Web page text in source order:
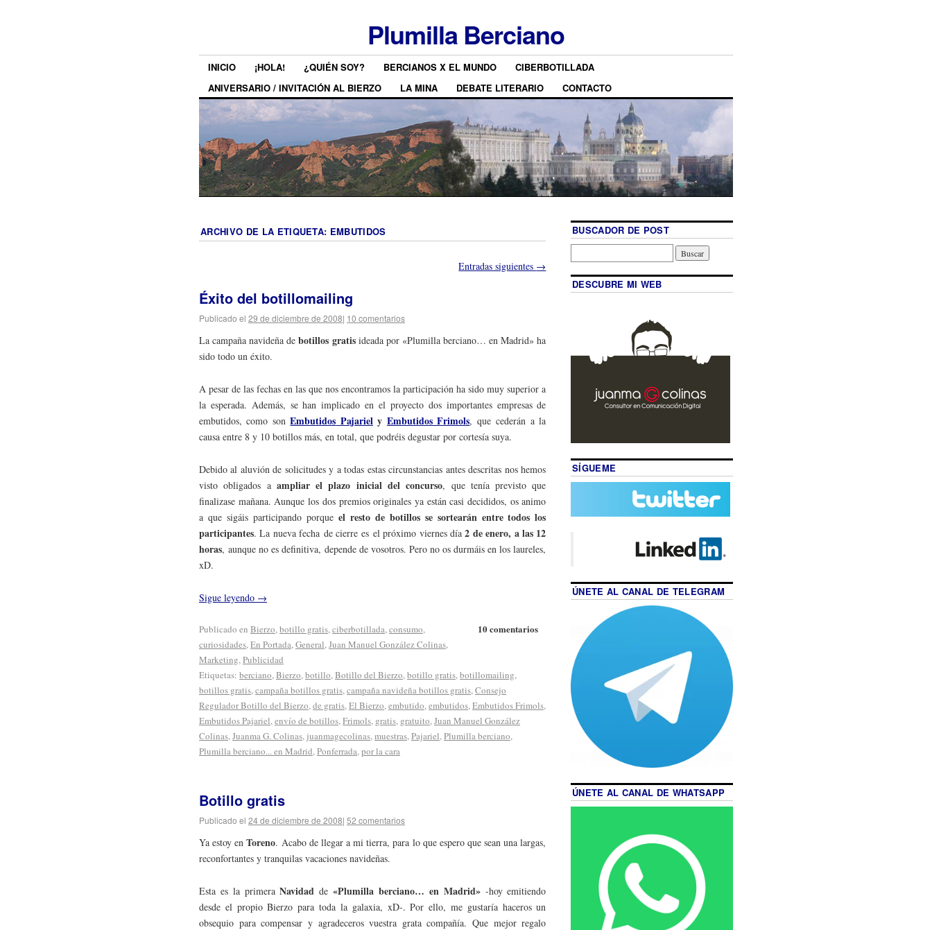
Plumilla Berciano
INICIO ¡HOLA! ¿QUIÉN SOY? BERCIANOS X EL MUNDO
CIBERBOTILLADA
ANIVERSARIO / INVITACIÓN AL BIERZO
LA MINA DEBATE LITERARIO CONTACTO
ARCHIVO DE LA ETIQUETA: EMBUTIDOS
Entradas siguientes →
Éxito del botillomailing
Publicado el 29 de diciembre de 2008| 10 comentarios
La campaña navideña debotillos gratisideada por «Plumilla berciano… en Madrid» ha
sido todo un éxito.
A pesar de las fechas en las que nos encontramos la participación ha sido muy superior a
la esperada. Además, se han implicado en el proyecto dos importantes empresas de
embutidos, como sonEmbutidos Pajariely Embutidos Frimols, que cederán a la
causa entre 8 y 10 botillos más, en total, que podréis degustar por cortesía suya.
Debido al aluvión de solicitudes y a todas estas circunstancias antes descritas nos hemos
visto obligados a ampliar el plazo inicial del concurso, que tenía previsto que
finalizase mañana. Aunque los dos premios originales ya están casi decididos, os animo
a que sigáis participando porque el resto de botillos se sortearán entre todos los
participantes. La nueva fecha de cierre es el próximo viernes día2 de enero, a las 12
horas, aunque no es definitiva, depende de vosotros. Pero no os durmáis en los laureles,
xD.
Sigue leyendo →
10 comentarios
Publicado en Bierzo,botillo gratis,ciberbotillada,consumo,
curiosidades,En Portada,General,Juan Manuel González Colinas,
Marketing,Publicidad
Etiquetas: berciano,Bierzo,botillo,Botillo del Bierzo,botillo gratis,botillomailing,
botillos gratis,campaña botillos gratis,campaña navideña botillos gratis,Consejo
Regulador Botillo del Bierzo,de gratis,El Bierzo,embutido,embutidos,Embutidos Frimols,
Embutidos Pajariel,envío de botillos,Frimols, gratis, gratuito,Juan Manuel González
Colinas,Juanma G. Colinas, juanmagecolinas,muestras,Pajariel,Plumilla berciano,
Plumilla berciano... en Madrid,Ponferrada,por la cara
Botillo gratis
Publicado el 24 de diciembre de 2008| 52 comentarios
Ya estoy enToreno. Acabo de llegar a mi tierra, para lo que espero que sean una largas,
reconfortantes y tranquilas vacaciones navideñas.
Esta es la primeraNavidad de«Plumilla berciano… en Madrid»-hoy emitiendo
desde el propio Bierzo para toda la galaxia, xD-. Por ello, me gustaría haceros un
obsequio para compensar y agradeceros vuestra grata compañía. Que mejor regalo
BUSCADOR DE POST
DESCUBRE MI WEB
SÍGUEME
ÚNETE AL CANAL DE TELEGRAM
ÚNETE AL CANAL DE WHATSAPP